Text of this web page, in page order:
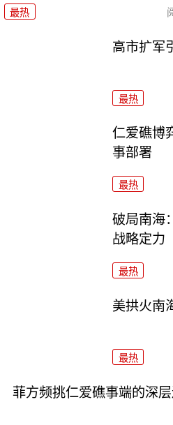
最热
高市扩军
最热
仁爱礁博
事部署
最热
破局南海
战略定力
最热
美拱火南
最热
菲方频挑仁爱礁事端的深